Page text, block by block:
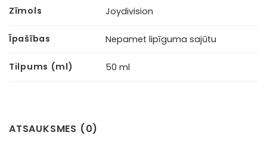
Zīmols Joydivision
Īpašības Nepamet lipīguma sajūtu
Tilpums (ml) 50 ml
ATSAUKSMES (0)